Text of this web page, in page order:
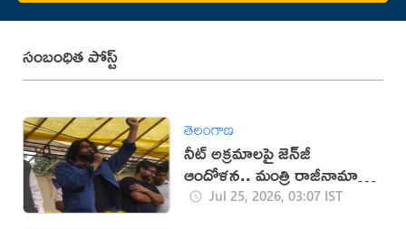
సంబంధిత పోస్ట్
తెలంగాణ
నీట్ అక్రమాలపై జెన్‌జీ
ఆందోళన.. మంత్రి రాజీనామాకు
డిమాండ్
Jul 25, 2026, 03:07 IST